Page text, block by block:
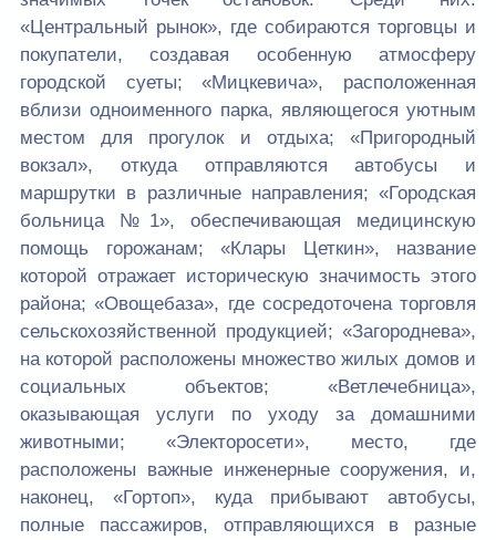
«Центральный рынок», где собираются торговцы и
покупатели, создавая особенную атмосферу
городской суеты; «Мицкевича», расположенная
вблизи одноименного парка, являющегося уютным
местом для прогулок и отдыха; «Пригородный
вокзал», откуда отправляются автобусы и
маршрутки в различные направления; «Городская
больница №1», обеспечивающая медицинскую
помощь горожанам; «Клары Цеткин», название
которой отражает историческую значимость этого
района; «Овощебаза», где сосредоточена торговля
сельскохозяйственной продукцией; «Загороднева»,
на которой расположены множество жилых домов и
социальных объектов; «Ветлечебница»,
оказывающая услуги по уходу за домашними
животными; «Электоросети», место, где
расположены важные инженерные сооружения, и,
наконец, «Гортоп», куда прибывают автобусы,
полные пассажиров, отправляющихся в разные